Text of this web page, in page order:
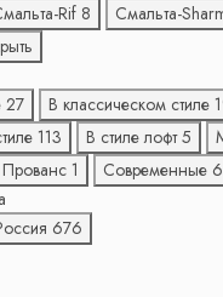
Rif 8 Смальта-
27 В классическом стиле
113 В стиле лофт 5
Прованс 1 Современные 6
676